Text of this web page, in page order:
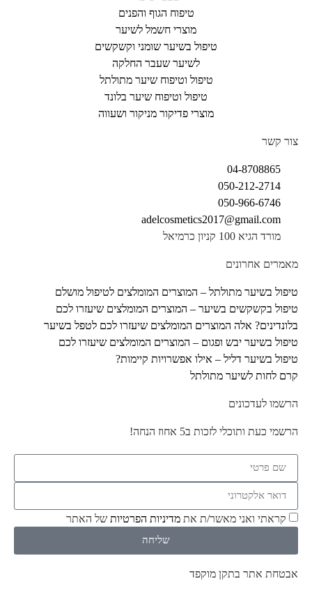
טיפוח הגוף והפנים
מוצרי חשמל לשיער
טיפול בשיער שומני וקשקשים
לשיער שעבר החלקה
טיפול וטיפוח שיער מתולתל
טיפול וטיפוח שיער בלונד
מוצרי פדיקור מניקור ושעווה
צור קשר
04-8708865
050-212-2714
050-966-6746
adelcosmetics2017@gmail.com
מורד הגיא 100 קניון כרמיאל
מאמרים אחרונים
טיפול בשיער מתולתל – המוצרים המומלצים לטיפול מושלם
טיפול בקשקשים בשיער – המוצרים המומלצים שיעזרו לכם
בלונדינים? אלה המוצרים המומלצים שיעזרו לכם לטפל בשיער
טיפול בשיער יבש ופגום – המוצרים המומלצים שיעזרו לכם
טיפול בשיער דליל – אילו אפשרויות קיימות?
קרם לחות לשיער מתולתל
הרשמו לעדכונים
הרשמי כעת ותוכלי לזכות ב5 אחוז הנחה!
קראתי ואני מאשר/ת את מדיניות הפרטיות של האתר
שליחה
אבטחת אתר בתקן מוקפד